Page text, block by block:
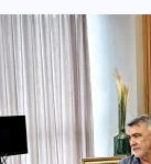
POLÍCIA